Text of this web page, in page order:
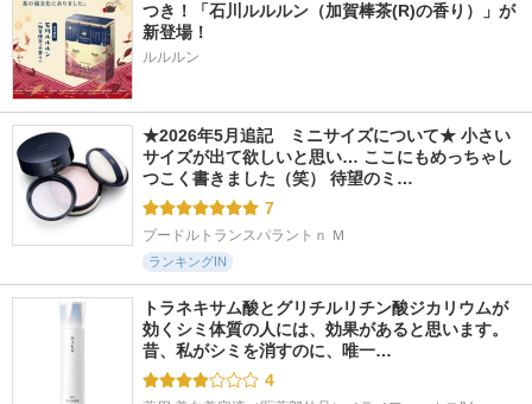
つき！「石川ルルルン（加賀棒茶(R)の香り）」が
新登場！
ルルルン
★2026年5月追記　ミニサイズについて★ 小さい
サイズが出て欲しいと思い… ここにもめっちゃし
つこく書きました（笑） 待望のミ…
7
プードルトランスパラントｎ Ｍ
ランキングIN
トラネキサム酸とグリチルリチン酸ジカリウムが
効くシミ体質の人には、効果があると思います。
昔、私がシミを消すのに、唯一…
4